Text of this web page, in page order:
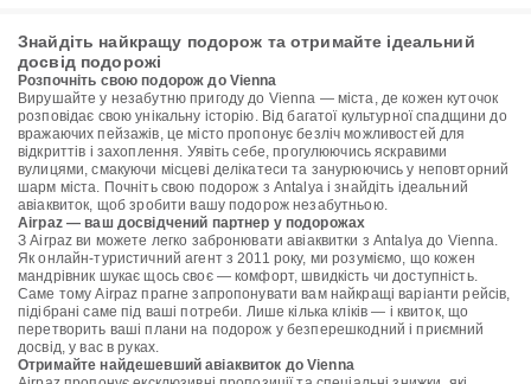
Знайдіть найкращу подорож та отримайте ідеальний
досвід подорожі
Розпочніть свою подорож до Vienna
Вирушайте у незабутню пригоду до Vienna — міста, де кожен куточок
розповідає свою унікальну історію. Від багатої культурної спадщини до
вражаючих пейзажів, це місто пропонує безліч можливостей для
відкриттів і захоплення. Уявіть себе, прогулюючись яскравими
вулицями, смакуючи місцеві делікатеси та занурюючись у неповторний
шарм міста. Почніть свою подорож з Antalya і знайдіть ідеальний
авіаквиток, щоб зробити вашу подорож незабутньою.
Airpaz — ваш досвідчений партнер у подорожах
З Airpaz ви можете легко забронювати авіаквитки з Antalya до Vienna.
Як онлайн-туристичний агент з 2011 року, ми розуміємо, що кожен
мандрівник шукає щось своє — комфорт, швидкість чи доступність.
Саме тому Airpaz прагне запропонувати вам найкращі варіанти рейсів,
підібрані саме під ваші потреби. Лише кілька кліків — і квиток, що
перетворить ваші плани на подорож у безперешкодний і приємний
досвід, у вас в руках.
Отримайте найдешевший авіаквиток до Vienna